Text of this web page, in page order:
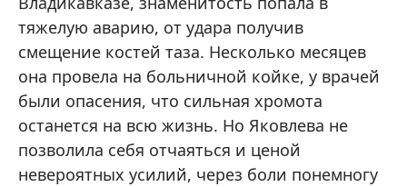
тяжелую аварию, от удара получив
смещение костей таза. Несколько месяцев
она провела на больничной койке, у врачей
были опасения, что сильная хромота
останется на всю жизнь. Но Яковлева не
позволила себя отчаяться и ценой
невероятных усилий, через боли понемногу